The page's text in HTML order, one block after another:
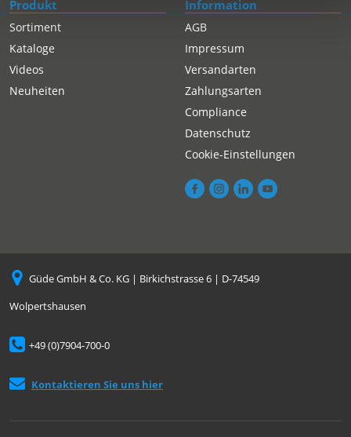
Produkt
Sortiment
Kataloge
Videos
Neuheiten
Information
AGB
Impressum
Versandarten
Zahlungsarten
Compliance
Datenschutz
Cookie-Einstellungen
Güde GmbH & Co. KG | Birkichstrasse 6 | D-74549
Wolpertshausen
+49 (0)7904-700-0
Kontaktieren Sie uns hier